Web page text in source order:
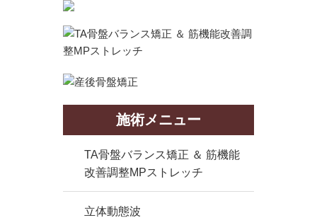
施術メニュー
TA骨盤バランス矯正 ＆ 筋機能
改善調整MPストレッチ
立体動態波